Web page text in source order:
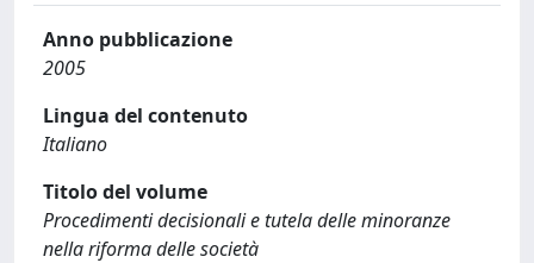
Anno pubblicazione
2005
Lingua del contenuto
Italiano
Titolo del volume
Procedimenti decisionali e tutela delle minoranze
nella riforma delle società